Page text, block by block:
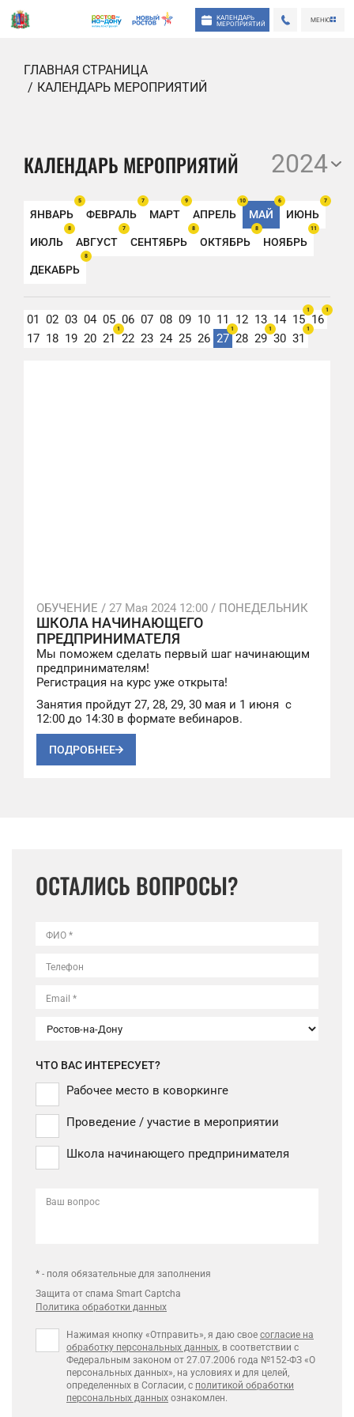
КАЛЕНДАРЬ
МЕРОПРИЯТИЙ
МЕНЮ
ГЛАВНАЯ СТРАНИЦА
КАЛЕНДАРЬ МЕРОПРИЯТИЙ
КАЛЕНДАРЬ МЕРОПРИЯТИЙ 2024
ЯНВАРЬ
5
ФЕВРАЛЬ
7
МАРТ
9
АПРЕЛЬ
10
МАЙ
6
ИЮНЬ
7
ИЮЛЬ
8
АВГУСТ
7
СЕНТЯБРЬ
8
ОКТЯБРЬ
8
НОЯБРЬ
11
ДЕКАБРЬ
8
01 02 03 04 05 06 07 08 09 10 11 12 13 14 15
1
16
1
17 18 19 20 21
1
22 23 24 25 26 27
1
28 29
1
30 31
1
ОБУЧЕНИЕ / 27 Мая 2024 12:00 / ПОНЕДЕЛЬНИК
ШКОЛА НАЧИНАЮЩЕГО
ПРЕДПРИНИМАТЕЛЯ
Мы поможем сделать первый шаг начинающим
предпринимателям!
Регистрация на курс уже открыта!
Занятия пройдут 27, 28, 29, 30 мая и 1 июня с
12:00 до 14:30 в формате вебинаров.
ПОДРОБНЕЕ
ОСТАЛИСЬ ВОПРОСЫ?
ФИО *
Телефон
Email *
ЧТО ВАС ИНТЕРЕСУЕТ?
Рабочее место в коворкинге
Проведение / участие в мероприятии
Школа начинающего предпринимателя
Ваш вопрос
* - поля обязательные для заполнения
Защита от спама Smart Captcha
Политика обработки данных
Нажимая кнопку «Отправить», я даю свое согласие на
обработку персональных данных, в соответствии с
Федеральным законом от 27.07.2006 года №152-ФЗ «О
персональных данных», на условиях и для целей,
определенных в Согласии, с политикой обработки
персональных данных ознакомлен.